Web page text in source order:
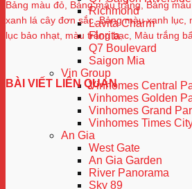
Richmond
Lavita Charm
Florita
Q7 Boulevard
Saigon Mia
Vin Group
Vinhomes Central
Vinhomes Golden
Vinhomes Grand
Vinhomes Times
An Gia
West Gate
An Gia Garden
River Panorama
Sky 89
Bảng màu đỏ, Bảng màu trắng,Bảng
xanh lá cây đơn sắc,Bảng màu xanh lục,
lục bảo nhạt, màu trắng bạc, Màu trắng
BÀI VIẾT LIÊN QUAN